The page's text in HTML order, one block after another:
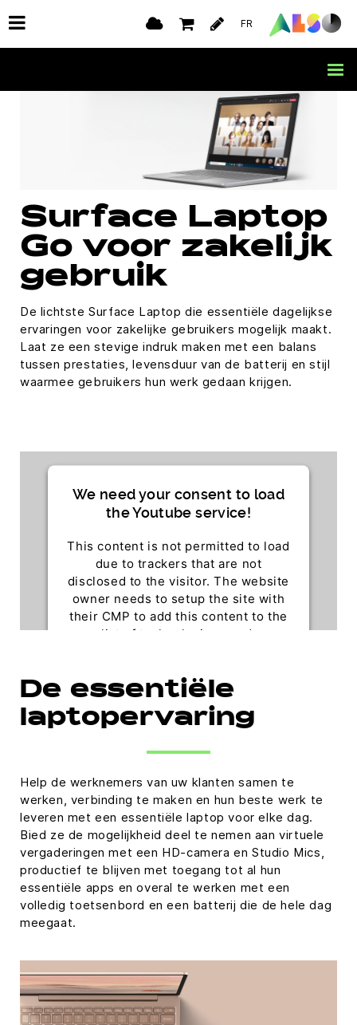
FR
Surface Laptop
Go voor zakelijk
gebruik
De lichtste Surface Laptop die essentiële dagelijkse
ervaringen voor zakelijke gebruikers mogelijk maakt.
Laat ze een stevige indruk maken met een balans
tussen prestaties, levensduur van de batterij en stijl
waarmee gebruikers hun werk gedaan krijgen.
We need your consent to load
the Youtube service!
This content is not permitted to load
due to trackers that are not
disclosed to the visitor. The website
owner needs to setup the site with
their CMP to add this content to the
list of technologies used.
Usercentrics Consent Management
Platform
De essentiële
laptopervaring
Help de werknemers van uw klanten samen te
werken, verbinding te maken en hun beste werk te
leveren met een essentiële laptop voor elke dag.
Bied ze de mogelijkheid deel te nemen aan virtuele
vergaderingen met een HD-camera en Studio Mics,
productief te blijven met toegang tot al hun
essentiële apps en overal te werken met een
volledig toetsenbord en een batterij die de hele dag
meegaat.